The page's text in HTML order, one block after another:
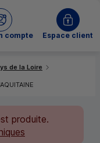
compte
du Crédit MutuelEspace client
de la Loire
produite.